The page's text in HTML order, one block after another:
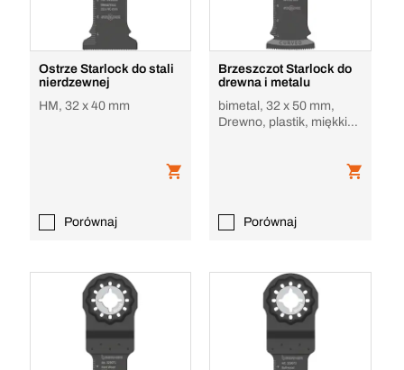
Ostrze Starlock do stali
nierdzewnej
HM, 32 x 40 mm
Porównaj
Brzeszczot Starlock do
drewna i metalu
bimetal, 32 x 50 mm,
Drewno, plastik, miękki
Porównaj